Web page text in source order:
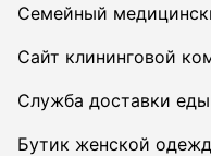
Семейный
Сайт клининговой
Служба доставки еды
Бутик женской